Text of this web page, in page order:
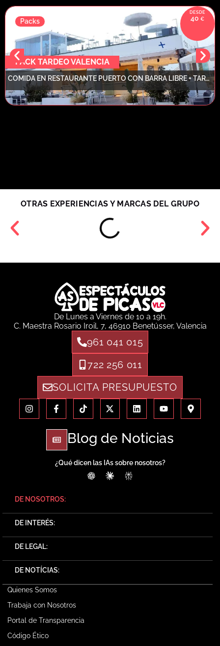
Packs 40
PACK TARDEO VALENCIA
COMIDA EN RESTAURANTE PUERTO CON BARRA LIBRE + TARDEO CON DJ + 2 COPAS
OTRAS EXPERIENCIAS Y MARCAS DEL GRUPO
De Lunes a Viernes de 10 a 19h.
C. Maestra Rosario Iroil, 7, 46910 Benetússer, Valencia
961 041 015
722 256 011
SOLICITA PRESUPUESTO
Blog de Noticias
¿Qué dicen las IAs sobre nosotros?
ChatGPTClaudePerplexity
DE NOSOTROS:
DE INTERÉS:
DE LEGAL:
DE NOTÍCIAS:
Quienes Somos
Trabaja con Nosotros
Portal de Transparencia
Código Ético